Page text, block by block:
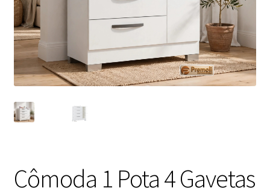
Cômoda 1 Pota 4 Gavetas